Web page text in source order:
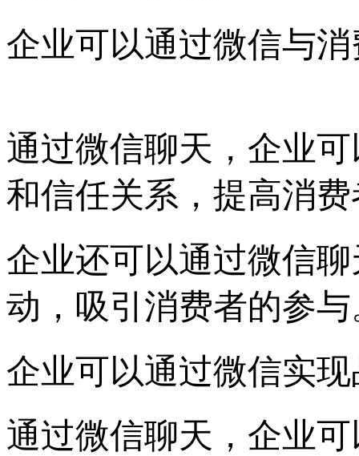
企业可以通过微信与
通过微信聊天，企业
和信任关系，提高消
企业还可以通过微信
动，吸引消费者的参与
企业可以通过微信实
通过微信聊天，企业